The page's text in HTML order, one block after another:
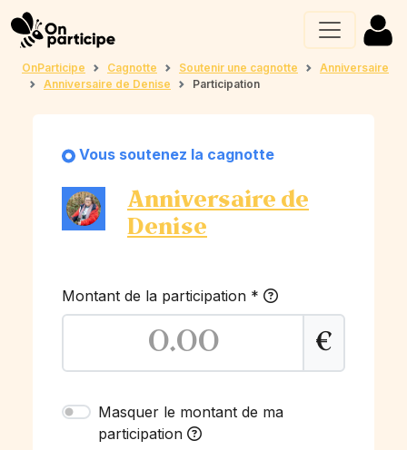
OnParticipe Cagnotte Soutenir une cagnotte
Anniversaire
Anniversaire de Denise
Participation
Vous soutenez la cagnotte
Anniversaire de
Denise
Montant de la participation *
€
Masquer le montant de ma
participation